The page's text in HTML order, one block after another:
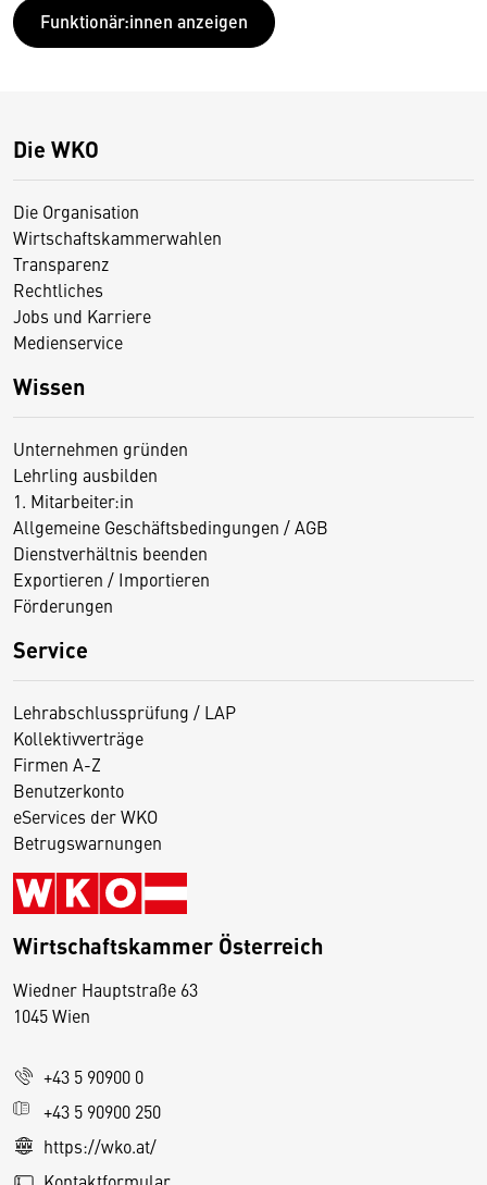
Funktionär:innen anzeigen
Die WKO
Die Organisation
Wirtschaftskammerwahlen
Transparenz
Rechtliches
Jobs und Karriere
Medienservice
Wissen
Unternehmen gründen
Lehrling ausbilden
1. Mitarbeiter:in
Allgemeine Geschäftsbedingungen / AGB
Dienstverhältnis beenden
Exportieren / Importieren
Förderungen
Service
Lehrabschlussprüfung / LAP
Kollektivverträge
Firmen A-Z
Benutzerkonto
eServices der WKO
Betrugswarnungen
Wirtschaftskammer Österreich
Wiedner Hauptstraße 63
1045 Wien
+43 5 90900 0
+43 5 90900 250
https://wko.at/
D
s
e
S
e